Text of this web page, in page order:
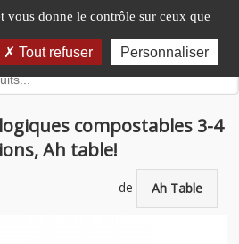
vous donne le contrôle sur ceux que
Tout refuser Personnaliser
compostables 3-4
Ah table!
de Ah Table